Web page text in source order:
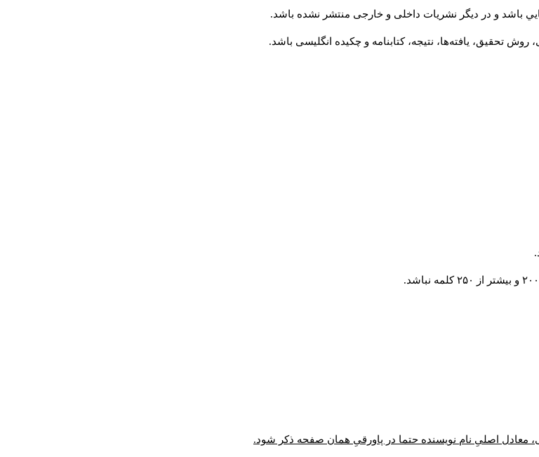
باشد و در دیگر نشریات داخلی و خارجی منتشر نشده باشد.
تحقیق، یافته‌ها، نتیجه، کتابنامه و چکیده انگلیسی باشد.
معادل اصلیِ نام نویسنده حتما در پاورقیِ همان صفحه ذکر شود.